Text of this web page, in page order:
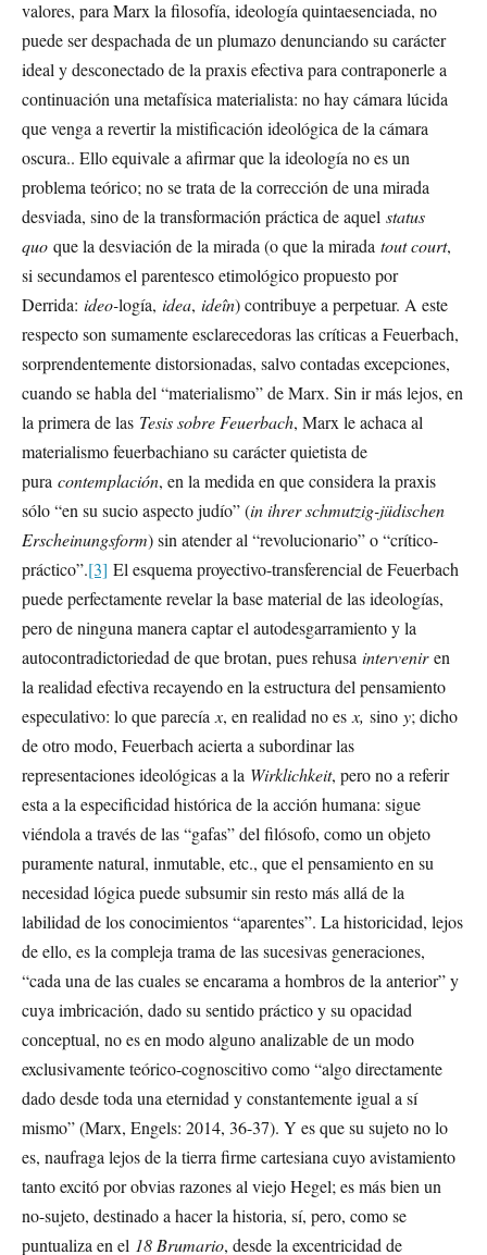
valores, para Marx la filosofía, ideología quintaesenciada, no
puede ser despachada de un plumazo denunciando su carácter
ideal y desconectado de la praxis efectiva para contraponerle a
continuación una metafísica materialista: no hay cámara lúcida
que venga a revertir la mistificación ideológica de la cámara
oscura.. Ello equivale a afirmar que la ideología no es un
problema teórico; no se trata de la corrección de una mirada
desviada, sino de la transformación práctica de aquel status
quo que la desviación de la mirada (o que la mirada tout court,
si secundamos el parentesco etimológico propuesto por
Derrida: ideo-logía, idea, ideîn) contribuye a perpetuar. A este
respecto son sumamente esclarecedoras las críticas a Feuerbach,
sorprendentemente distorsionadas, salvo contadas excepciones,
cuando se habla del “materialismo” de Marx. Sin ir más lejos, en
la primera de las Tesis sobre Feuerbach, Marx le achaca al
materialismo feuerbachiano su carácter quietista de
pura contemplación, en la medida en que considera la praxis
sólo “en su sucio aspecto judío” (in ihrer schmutzig-jüdischen
Erscheinungsform) sin atender al “revolucionario” o “crítico-
práctico”.[3] El esquema proyectivo-transferencial de Feuerbach
puede perfectamente revelar la base material de las ideologías,
pero de ninguna manera captar el autodesgarramiento y la
autocontradictoriedad de que brotan, pues rehusa interveniren
la realidad efectiva recayendo en la estructura del pensamiento
especulativo: lo que parecía x, en realidad no es x, sino y; dicho
de otro modo, Feuerbach acierta a subordinar las
representaciones ideológicas a la Wirklichkeit, pero no a referir
esta a la especificidad histórica de la acción humana: sigue
viéndola a través de las “gafas” del filósofo, como un objeto
puramente natural, inmutable, etc., que el pensamiento en su
necesidad lógica puede subsumir sin resto más allá de la
labilidad de los conocimientos “aparentes”. La historicidad, lejos
de ello, es la compleja trama de las sucesivas generaciones,
“cada una de las cuales se encarama a hombros de la anterior” y
cuya imbricación, dado su sentido práctico y su opacidad
conceptual, no es en modo alguno analizable de un modo
exclusivamente teórico-cognoscitivo como “algo directamente
dado desde toda una eternidad y constantemente igual a sí
mismo” (Marx, Engels: 2014, 36-37). Y es que su sujeto no lo
es, naufraga lejos de la tierra firme cartesiana cuyo avistamiento
tanto excitó por obvias razones al viejo Hegel; es más bien un
no-sujeto, destinado a hacer la historia, sí, pero, como se
puntualiza en el 18 Brumario, desde la excentricidad de